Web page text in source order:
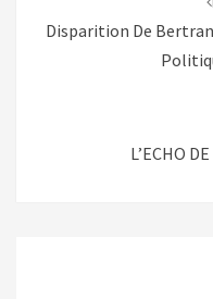
Disparition De
L’ECHO